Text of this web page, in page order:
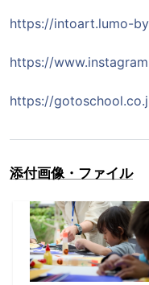
https://intoart.lumo-
https://
https://
添付画像・ファイル